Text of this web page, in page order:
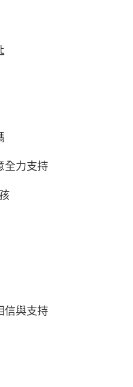
全力支持
信與支持